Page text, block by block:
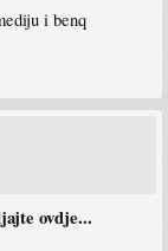
i benq
ovdje...